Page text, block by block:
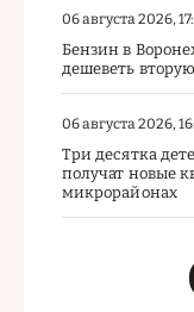
06 августа 2026,
Бензин в
дешеветь
06 августа 2026,
Три десятка
получат новые
микрорайонах